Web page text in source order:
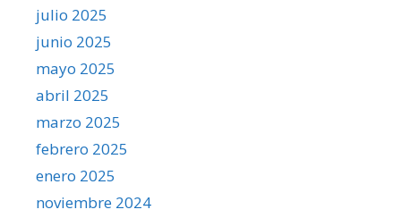
julio 2025
junio 2025
mayo 2025
abril 2025
marzo 2025
febrero 2025
enero 2025
noviembre 2024